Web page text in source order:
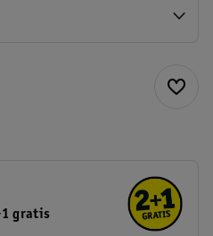
gratis